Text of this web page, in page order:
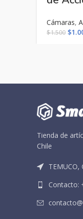
Cámaras,
$1.500 El
$
Tienda de
Chile
TEMUCO,
Contacto: